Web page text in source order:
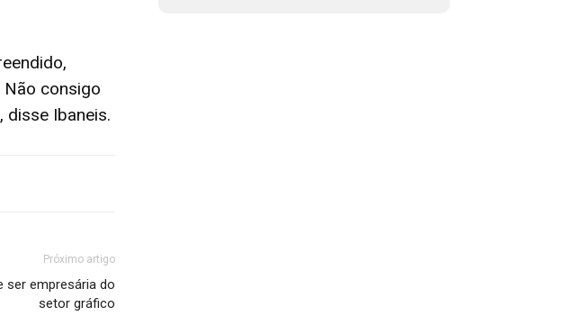
consigo
disse Ibaneis.
Próximo artigo
ser empresária do
setor gráfico